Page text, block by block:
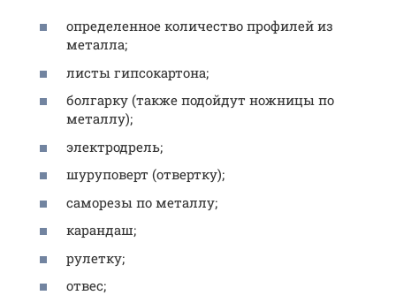
определенное количество профилей из
металла;
листы гипсокартона;
болгарку (также подойдут ножницы по
металлу);
электродрель;
шуруповерт (отвертку);
саморезы по металлу;
карандаш;
рулетку;
отвес;